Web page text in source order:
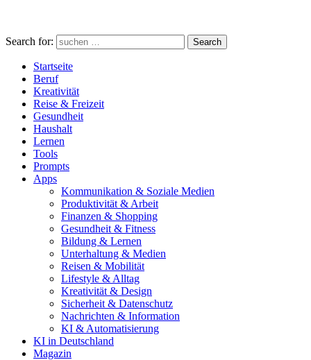
Search for: Search
Startseite
Beruf
Kreativität
Reise & Freizeit
Gesundheit
Haushalt
Lernen
Tools
Prompts
Apps
Kommunikation & Soziale Medien
Produktivität & Arbeit
Finanzen & Shopping
Gesundheit & Fitness
Bildung & Lernen
Unterhaltung & Medien
Reisen & Mobilität
Lifestyle & Alltag
Kreativität & Design
Sicherheit & Datenschutz
Nachrichten & Information
KI & Automatisierung
KI in Deutschland
Magazin